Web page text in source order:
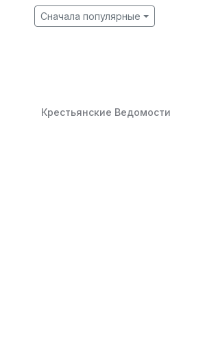
Сначала популярные
Крестьянские Ведомости